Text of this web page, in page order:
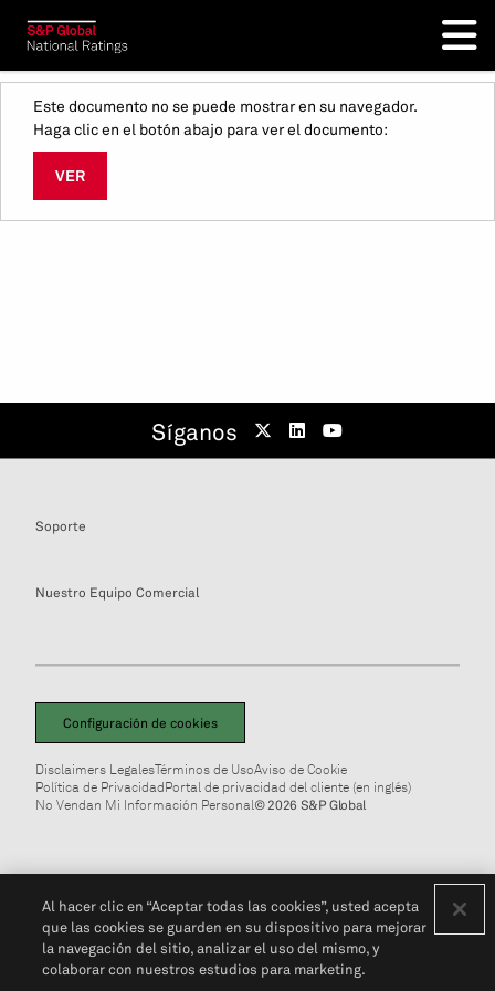
Este documento no se puede mostrar en su navegador.
Haga clic en el botón abajo para ver el documento:
VER
Síganos
Soporte
Nuestro Equipo Comercial
Configuración de cookies
Disclaimers LegalesTérminos de UsoAviso de Cookie
Política de PrivacidadPortal de privacidad del cliente (en inglés)
No Vendan Mi Información Personal© 2026 S&P Global
Al hacer clic en “Aceptar todas las cookies”, usted acepta
que las cookies se guarden en su dispositivo para mejorar
la navegación del sitio, analizar el uso del mismo, y
colaborar con nuestros estudios para marketing.